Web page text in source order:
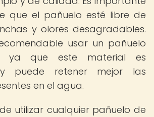
que el pañuelo esté libre de
y olores desagradables.
usar un pañuelo
ya que este material es
puede retener mejor las
en el agua.
utilizar cualquier pañuelo de